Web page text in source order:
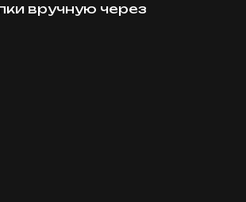
вручную через